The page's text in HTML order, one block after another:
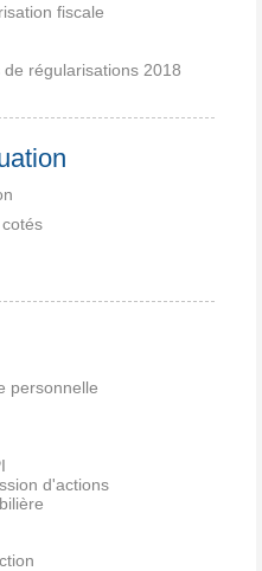
fiscale
régularisations 2018
personnelle
d'actions